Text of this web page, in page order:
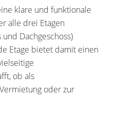
klare und funktionale
alle drei Etagen
Dachgeschoss)
Etage bietet damit einen
ob als
oder zur